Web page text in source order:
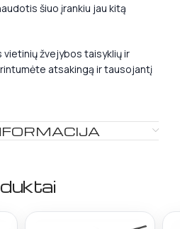
šiuo įrankiu jau kitą
vietinių žvejybos taisyklių ir
atsakingą ir tausojantį